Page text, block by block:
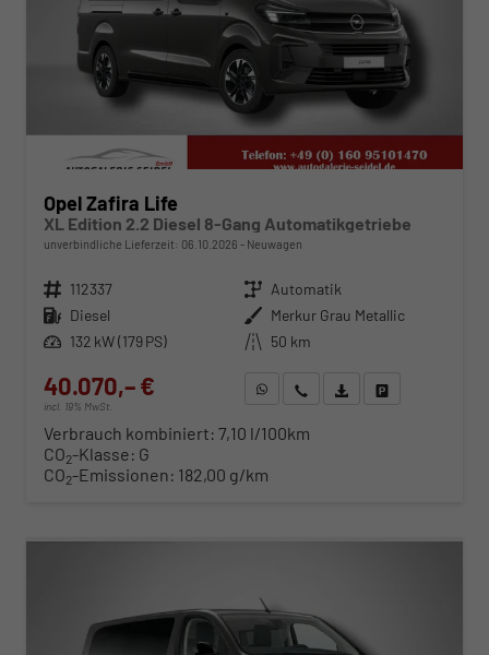
Opel Zafira Life
XL Edition 2.2 Diesel 8-Gang Automatikgetriebe
unverbindliche Lieferzeit: 06.10.2026 Neuwagen
Fahrzeugnr. 112337 Getriebe Automatik
Kraftstoff Diesel Außenfarbe Merkur Grau Metallic
Leistung 132 kW (179 PS) Kilometerstand 50 km
40.070,– €
incl. 19% MwSt.
WhatsApp anfragen
Wir rufen Sie anFahrzeugexposé (PDF)
Verbrauch kombiniert: 7,10 l/100km
CO2-Klasse: G
CO2-Emissionen: 182,00 g/km